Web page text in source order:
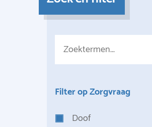
Filter op Zorgvraag
Doof